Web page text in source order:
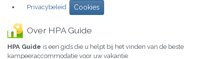
Privacybeleid
Cookies
Over HPA Guide
HPA Guide is een gids die u helpt bij het vinden van de beste
kampeeraccommodatie voor uw vakantie